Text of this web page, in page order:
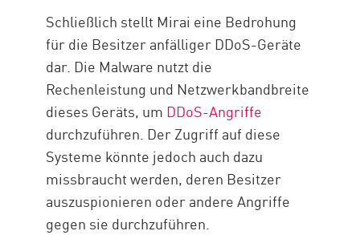
Schließlich stellt Mirai eine Bedrohung
für die Besitzer anfälliger DDoS-Geräte
dar. Die Malware nutzt die
Rechenleistung und Netzwerkbandbreite
dieses Geräts, um DDoS-Angriffe
durchzuführen. Der Zugriff auf diese
Systeme könnte jedoch auch dazu
missbraucht werden, deren Besitzer
auszuspionieren oder andere Angriffe
gegen sie durchzuführen.